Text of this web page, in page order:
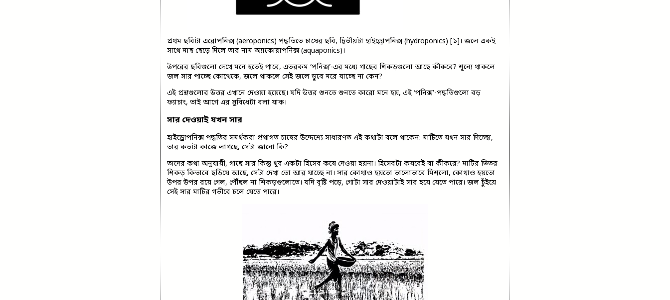
প্রথম ছবিটা এরোপনিক্স (aeroponics) পদ্ধতিতে চাষের ছবি, দ্বিতীয়টা হাইড্রোপনিক্স (hydroponics) [১]। জলে একই
সাথে মাছ ছেড়ে দিলে তার নাম অ্যাকোয়াপনিক্স (aquaponics)।
উপরের ছবিগুলো দেখে মনে হতেই পারে, এতরকম ‘পনিক্স’-এর মধ্যে গাছের শিকড়গুলো আছে কীকরে? শূন্যে থাকলে
জল সার পাচ্ছে কোত্থেকে, জলে থাকলে সেই জলে ডুবে মরে যাচ্ছে না কেন?
এই প্রশ্নগুলোর উত্তর এখানে দেওয়া হয়েছে। যদি উত্তর শুনতে শুনতে কারো মনে হয়, এই ‘পনিক্স’-পদ্ধতিগুলো বড়
ফ্যাচাং, তাই আগে এর সুবিধেটা বলা যাক।
সার দেওয়াই যখন সার
হাইড্রোপনিক্স পদ্ধতির সমর্থকরা প্রথাগত চাষের উদ্দেশ্যে সাধারণত এই কথাটা বলে থাকেন: মাটিতে যখন সার দিচ্ছো,
তার কতটা কাজে লাগছে, সেটা জানো কি?
তাদের কথা অনুযায়ী, গাছে সার কিন্তু খুব একটা হিসেব কষে দেওয়া হয়না। হিসেবটা কষবেই বা কীকরে? মাটির ভিতর
শিকড় কিভাবে ছড়িয়ে আছে, সেটা দেখা তো আর যাচ্ছে না। সার কোথাও হয়তো ভালোভাবে মিশলো, কোথাও হয়তো
উপর উপর রয়ে গেল, পৌঁছল না শিকড়গুলোতে। যদি বৃষ্টি পড়ে, গোটা সার দেওয়াটাই সার হয়ে যেতে পারে। জল চুঁইয়ে
সেই সার মাটির গভীরে চলে যেতে পারে।